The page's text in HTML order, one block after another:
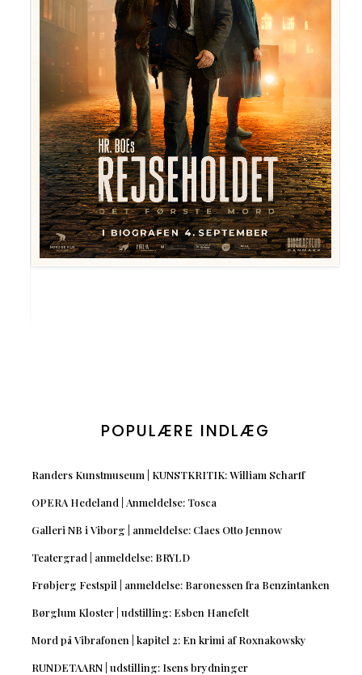
POPULÆRE INDLÆG
Randers Kunstmuseum | KUNSTKRITIK: William Scharff
OPERA Hedeland | Anmeldelse: Tosca
Galleri NB i Viborg | anmeldelse: Claes Otto Jennow
Teatergrad | anmeldelse: BRYLD
Frøbjerg Festspil | anmeldelse: Baronessen fra Benzintanken
Børglum Kloster | udstilling: Esben Hanefelt
Mord på Vibrafonen | kapitel 2: En krimi af Roxnakowsky
RUNDETAARN | udstilling: Isens brydninger